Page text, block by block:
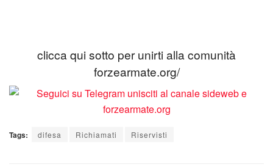
clicca qui sotto per unirti alla comunità
forzearmate.org/
Tags: difesa Richiamati Riservisti